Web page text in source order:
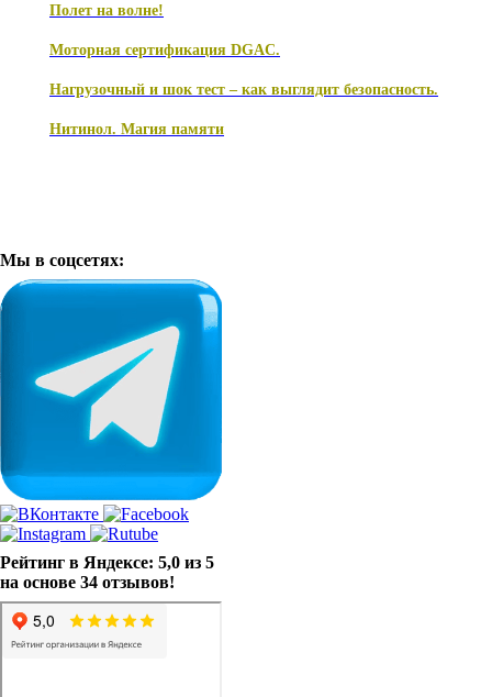
Полет на волне!
Моторная сертификация DGAC.
Нагрузочный и шок тест – как выглядит безопасность.
Нитинол. Магия памяти
Мы в соцсетях:
Рейтинг в Яндексе: 5,0 из 5
на основе 34 отзывов!